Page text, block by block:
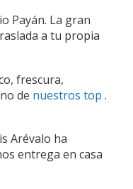
Payán. La gran
a tu propia
frescura,
de nuestros top .
Arévalo ha
entrega en casa